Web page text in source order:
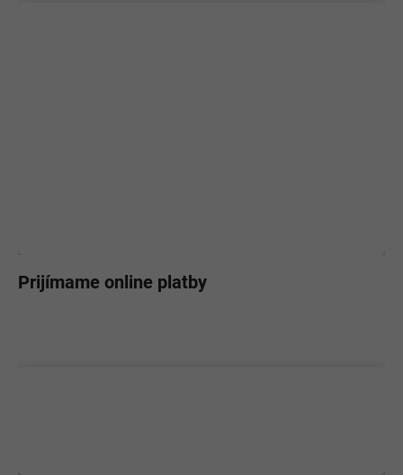
Prijímame online platby